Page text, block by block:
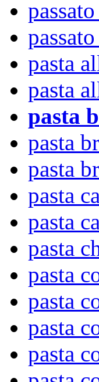
pasta
pasta
pasta
pasta
pasta
pasta
pasta
pasta
pasta
pasta
pasta
pasta